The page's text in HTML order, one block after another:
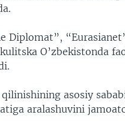
Diplomat”,
O’zbekistonda
asosiy
aralashuvini